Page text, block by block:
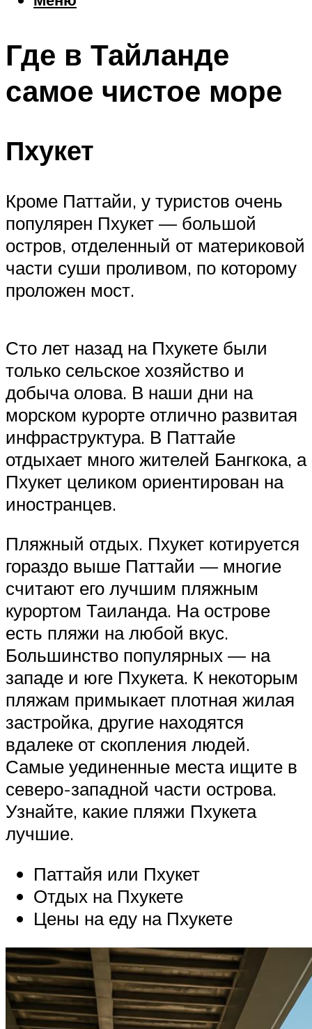
Шоппинг
Что посетить
Где в Тайланде
самое чистое море
Пхукет
Кроме Паттайи, у туристов очень
популярен Пхукет — большой
остров, отделенный от материковой
части суши проливом, по которому
проложен мост.
Сто лет назад на Пхукете были
только сельское хозяйство и
добыча олова. В наши дни на
морском курорте отлично развитая
инфраструктура. В Паттайе
отдыхает много жителей Бангкока, а
Пхукет целиком ориентирован на
иностранцев.
Пляжный отдых. Пхукет котируется
гораздо выше Паттайи — многие
считают его лучшим пляжным
курортом Таиланда. На острове
есть пляжи на любой вкус.
Большинство популярных — на
западе и юге Пхукета. К некоторым
пляжам примыкает плотная жилая
застройка, другие находятся
вдалеке от скопления людей.
Самые уединенные места ищите в
северо-западной части острова.
Узнайте, какие пляжи Пхукета
лучшие.
Паттайя или Пхукет
Отдых на Пхукете
Цены на еду на Пхукете